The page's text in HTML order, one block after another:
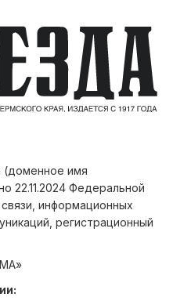
(доменное имя
22.11.2024 Федеральной
информационных
регистрационный